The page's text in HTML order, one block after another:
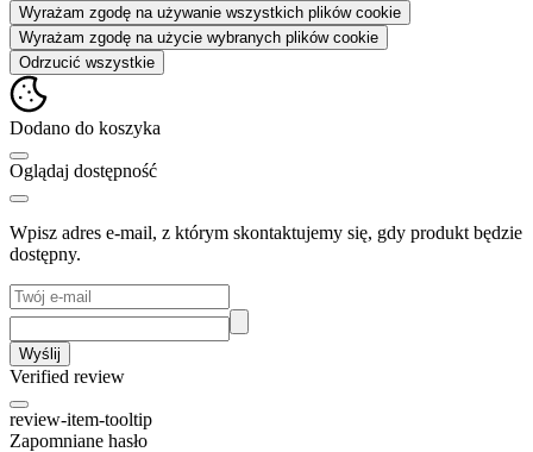
Wyrażam zgodę na używanie wszystkich plików cookie
Wyrażam zgodę na użycie wybranych plików cookie
Odrzucić wszystkie
Dodano do koszyka
Oglądaj dostępność
Wpisz adres e-mail, z którym skontaktujemy się, gdy produkt będzie
dostępny.
Wyślij
Verified review
review-item-tooltip
Zapomniane hasło